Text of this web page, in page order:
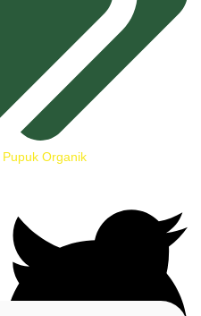
Pupuk Organik